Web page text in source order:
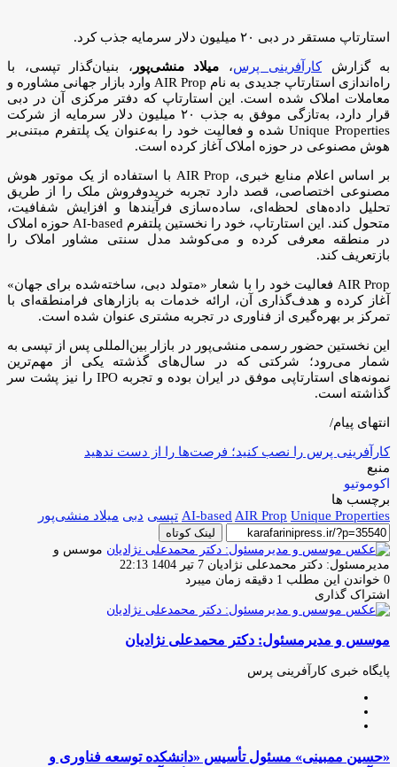
استارتاپ مستقر در دبی ۲۰ میلیون دلار سرمایه جذب کرد.
به گزارشکارآفرینی پرس، میلاد منشی‌پور ، بنیان‌گذار تپسی، با
راه‌اندازی استارتاپ جدیدی به نام AIR Prop وارد بازار جهانی مشاوره و
معاملات املاک شده است. این استارتاپ که دفتر مرکزی آن در دبی
قرار دارد، به‌تازگی موفق به جذب ۲۰ میلیون دلار سرمایه از شرکت
Unique Properties شده و فعالیت خود را به‌عنوان یک پلتفرم مبتنی‌بر
هوش مصنوعی در حوزه املاک آغاز کرده است.
بر اساس اعلام منابع خبری، AIR Prop با استفاده از یک موتور هوش
مصنوعی اختصاصی، قصد دارد تجربه خریدوفروش ملک را از طریق
تحلیل داده‌های لحظه‌ای، ساده‌سازی فرآیندها و افزایش شفافیت،
متحول کند. این استارتاپ، خود را نخستین پلتفرم AI-based حوزه املاک
در منطقه معرفی کرده و می‌کوشد مدل سنتی مشاور املاک را
بازتعریف کند.
AIR Prop فعالیت خود را با شعار «متولد دبی، ساخته‌شده برای جهان»
آغاز کرده و هدف‌گذاری آن، ارائه خدمات به بازارهای فرامنطقه‌ای با
تمرکز بر بهره‌گیری از فناوری در تجربه مشتری عنوان شده است.
این نخستین حضور رسمی منشی‌پور در بازار بین‌المللی پس از تپسی به
شمار می‌رود؛ شرکتی که در سال‌های گذشته یکی از مهم‌ترین
نمونه‌های استارتاپی موفق در ایران بوده و تجربه IPO را نیز پشت سر
گذاشته است.
انتهای پیام/
کارآفرینی پرس را نصب کنید؛ فرصت‌ها را از دست ندهید
منبع
اکوموتیو
برچسب ها
AI-based AIR Prop Unique Properties تپسی دبی میلاد منشی‌پور
لینک کوتاه
موسس و
مدیرمسئول: دکتر محمدعلی نژادیان ارسال
ایمیل
7 تیر 1404 22:13
0 خواندن این مطلب 1 دقیقه زمان میبرد
اشتراک گذاری
فیس
توئیتر
لینکدین
واتس
تلگرام
اشتراک
از
ایمیل
چاپ
موسس و مدیرمسئول: دکتر محمدعلی نژادیان
پایگاه خبری کارآفرینی پرس
«حسین
«حسین ممبینی» مسئول تأسیس «دانشکده توسعه فناوری و